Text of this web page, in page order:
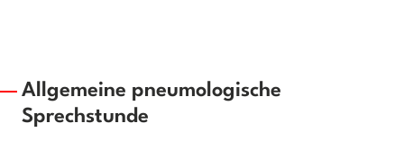
Allgemeine pneumologische
Sprechstunde